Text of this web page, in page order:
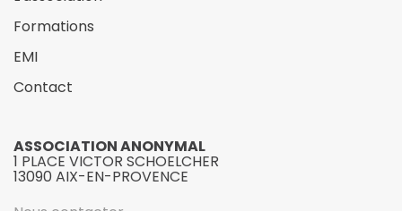
Formations
EMI
Contact
ASSOCIATION ANONYMAL
1 PLACE VICTOR SCHOELCHER
13090 AIX-EN-PROVENCE